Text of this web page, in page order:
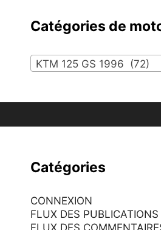
Catégories de
KTM 125 GS 1996 (72)
Catégories
CONNEXION
FLUX DES PUBLICATIONS
FLUX DES